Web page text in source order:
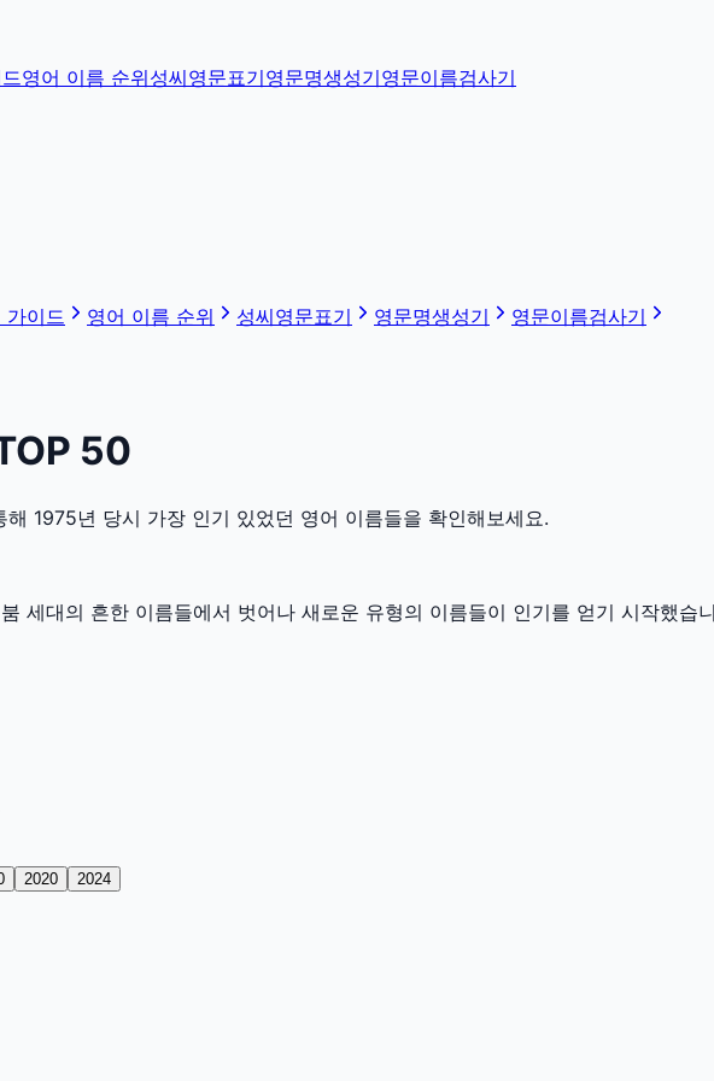
영어 이름 순위성씨영문표기영문명생성기영문이름검사기
가이드 영어 이름 순위 성씨영문표기 영문명생성기
영문이름검사기
50
해 1975년 당시 가장 인기 있었던 영어 이름들을 확인해보세요.
세대의 흔한 이름들에서 벗어나 새로운 유형의 이름들이 인기를 얻기 시작했습
2020
2024